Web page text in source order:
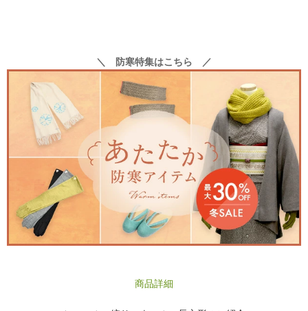
＼ 防寒特集はこちら ／
商品詳細